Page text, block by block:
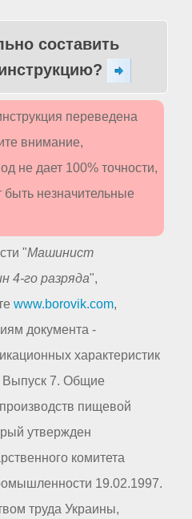
составить
переведена
внимание,
не дает 100% точности,
быть незначительные
"Машинист
4-го разряда",
www.borovik.com,
документа -
характеристик
Выпуск 7. Общие
пищевой
утвержден
комитета
19.02.1997.
труда Украины,